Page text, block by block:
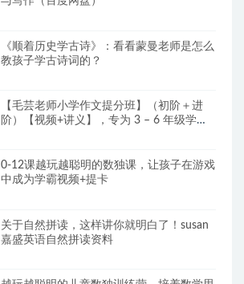
《顺着历史学古诗》：看看蒙曼老师是怎么
教孩子学古诗词的？
【毛芸老师小学作文提分班】（初阶＋进
阶）【视频+讲义】，专为 3 – 6 年级学员
0-12课越玩越聪明的数独课，让孩子在游戏
中成为学霸视频+提卡
关于自然拼读，这样讲你就明白了！susan
嘉盛英语自然拼读资料